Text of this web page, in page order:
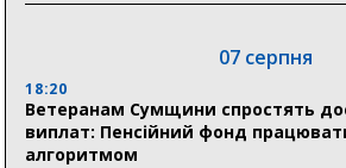
07 серпня
18:20
Ветеранам Сумщини спростять
виплат: Пенсійний фонд
алгоритмом